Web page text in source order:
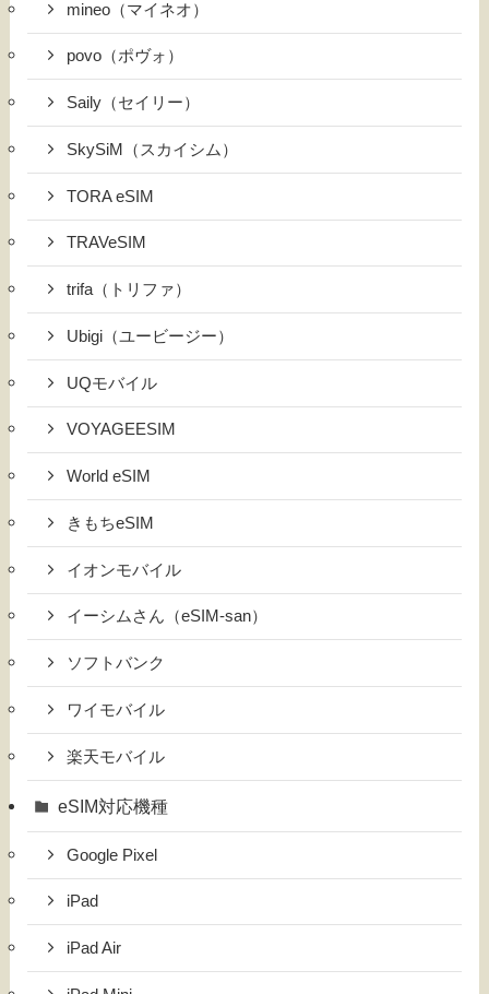
mineo（マイネオ）
povo（ポヴォ）
Saily（セイリー）
SkySiM（スカイシム）
TORA eSIM
TRAVeSIM
trifa（トリファ）
Ubigi（ユービージー）
UQモバイル
VOYAGEESIM
World eSIM
きもちeSIM
イオンモバイル
イーシムさん（eSIM-san）
ソフトバンク
ワイモバイル
楽天モバイル
eSIM対応機種
Google Pixel
iPad
iPad Air